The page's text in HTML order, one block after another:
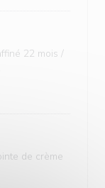
22 mois /
de crème